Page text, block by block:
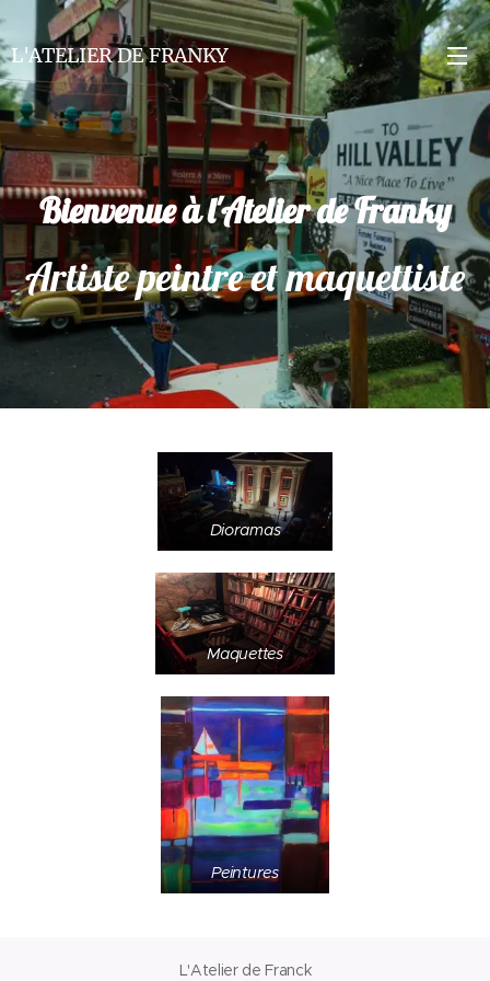
L'ATELIER DE FRANKY
Bienvenue à l'Atelier de Franky
Artiste peintre et maquettiste
Dioramas
Maquettes
Peintures
L'Atelier de Franck